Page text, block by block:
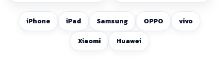
iPhone iPad Samsung OPPO vivo
Xiaomi Huawei